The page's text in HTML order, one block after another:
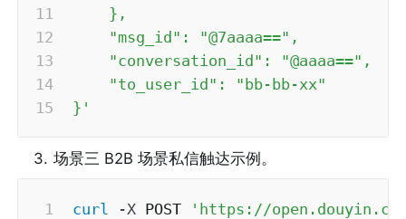
    },
    "msg_id": "@7aaaa==",
    "conversation_id": "@aaaa==",
    "to_user_id": "bb-bb-xx"
}'
3. 场景三 B2B 场景私信触达示例。
curl -X POST
'https://